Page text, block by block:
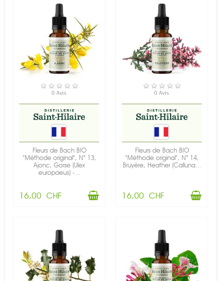
EN STOCK
0 Avis
Fleurs de Bach BIO
"Méthode original", N° 13,
Ajonc, Gorse (Ulex
europaeus) -...
16,00 CHF
EN STOCK
0 Avis
Fleurs de Bach BIO
"Méthode original", N° 14,
Bruyère, Heather (Calluna...
16,00 CHF